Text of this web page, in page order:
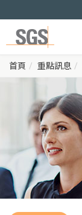
首頁 重點訊息